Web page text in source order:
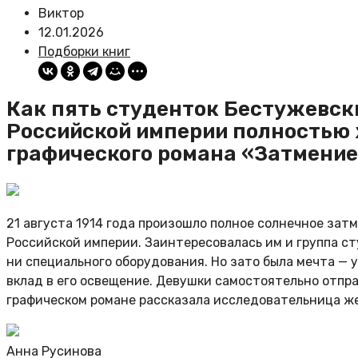
Виктор
12.01.2026
Подборки книг
Как пять студенток
Российской империи
графического романа
21 августа 1914 года произошло полное солнечное
Российской империи. Заинтересовалась им и группа
ни специального оборудования. Но зато была мечта
вклад в его освещение. Девушки самостоятельно
графическом романе рассказала исследовательница
Анна Русинова